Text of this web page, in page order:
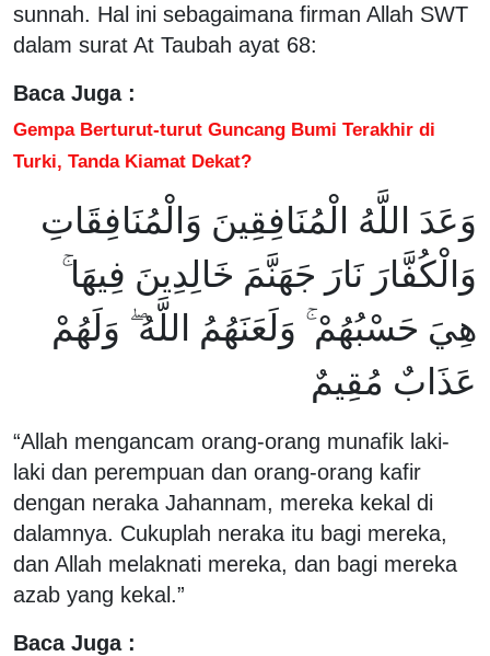
sunnah. Hal ini sebagaimana firman Allah SWT
dalam surat At Taubah ayat 68:
Baca Juga :
Gempa Berturut-turut Guncang Bumi Terakhir di
Turki, Tanda Kiamat Dekat?
وَعَدَ اللَّهُ الْمُنَافِقِينَ وَالْمُنَافِقَاتِ
وَالْكُفَّارَ نَارَ جَهَنَّمَ خَالِدِينَ فِيهَا ۚ
هِيَ حَسْبُهُمْ ۚ وَلَعَنَهُمُ اللَّهُ ۖ وَلَهُمْ
عَذَابٌ مُقِيمٌ
“Allah mengancam orang-orang munafik laki-
laki dan perempuan dan orang-orang kafir
dengan neraka Jahannam, mereka kekal di
dalamnya. Cukuplah neraka itu bagi mereka,
dan Allah melaknati mereka, dan bagi mereka
azab yang kekal.”
Baca Juga :